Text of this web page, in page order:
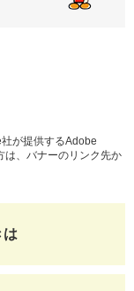
が提供するAdobe
、バナーのリンク先か
は